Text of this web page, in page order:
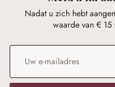
Nadat u zich hebt
waarde van €
E-mailadres